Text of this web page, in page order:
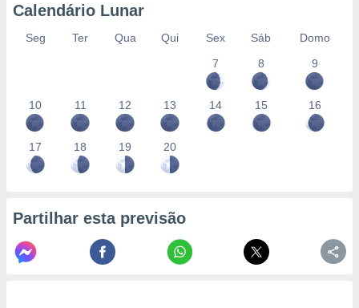
Calendário Lunar
Seg Ter Qua Qui Sex Sáb
Domo
7
8 9
10 11 12 13 14 15 16
17 18 19 20
Partilhar esta previsão